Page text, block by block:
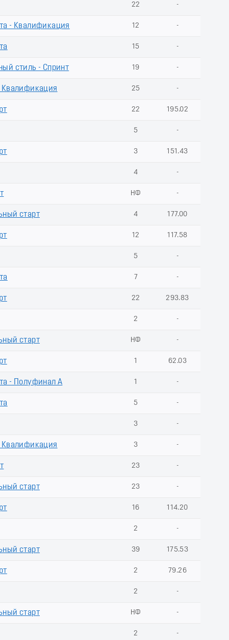
22 -
- Квалификация 12 -
15 -
стиль - Спринт 19 -
25 -
22 195.02
5 -
3 151.43
4 -
НФ -
старт 4 177.00
12 117.58
5 -
7 -
22 293.83
2 -
старт НФ -
1 62.03
- Полуфинал А 1 -
5 -
3 -
3 -
23 -
старт 23 -
16 114.20
2 -
старт 39 175.53
2 79.26
2 -
старт НФ -
2 -